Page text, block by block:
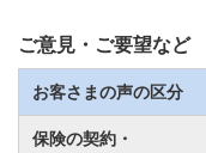
ご意見・ご要望など
お客さまの声の区分
保険の契約・